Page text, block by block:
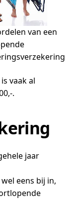
van een
is vaak al
.
jaar
eens bij in,